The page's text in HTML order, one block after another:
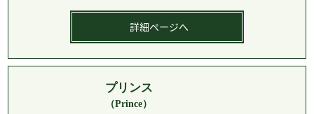
詳細ページへ
プリンス
（Prince）